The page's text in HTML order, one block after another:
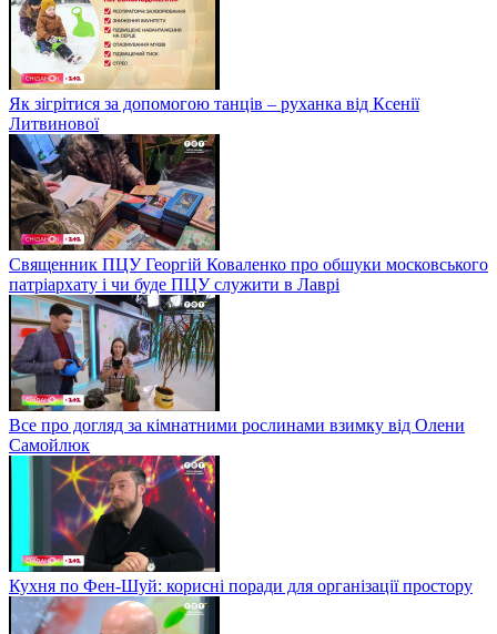
Як зігрітися за допомогою танців – руханка від Ксенії
Литвинової
Священник ПЦУ Георгій Коваленко про обшуки московського
патріархату і чи буде ПЦУ служити в Лаврі
Все про догляд за кімнатними рослинами взимку від Олени
Самойлюк
Кухня по Фен-Шуй: корисні поради для організації простору